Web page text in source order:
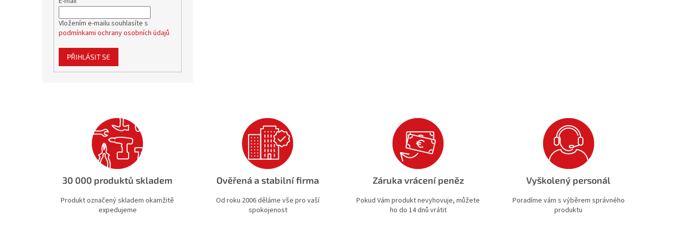
Vložením e-mailu souhlasíte s
podmínkami ochrany osobních údajů
PŘIHLÁSIT SE
30 000 produktů skladem
Produkt označený skladem okamžitě
expedujeme
Ověřená a stabilní firma
Od roku 2006 děláme vše pro vaší
spokojenost
Záruka vrácení peněz
Pokud Vám produkt nevyhovuje, můžete
ho do 14 dnů vrátit
Vyškolený personál
Poradíme vám s výběrem správného
produktu